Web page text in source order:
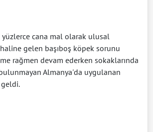
yüzlerce cana mal olarak ulusal
gelen başıboş köpek sorunu
rağmen devam ederken sokaklarında
Almanya'da uygulanan